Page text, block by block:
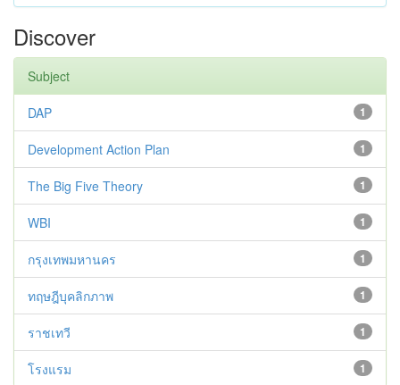
Discover
Subject
1
DAP
1
Development Action Plan
1
The Big Five Theory
1
WBI
1
กรุงเทพมหานคร
1
ทฤษฎีบุคลิกภาพ
1
ราชเทวี
1
โรงแรม